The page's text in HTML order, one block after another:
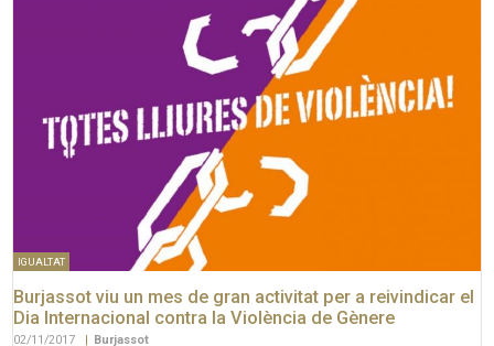
IGUALTAT
Burjassot viu un mes de gran activitat per a reivindicar el
Dia Internacional contra la Violència de Gènere
02/11/2017 | Burjassot